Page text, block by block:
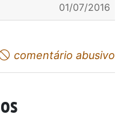
01/07/2016
comentário abusivo